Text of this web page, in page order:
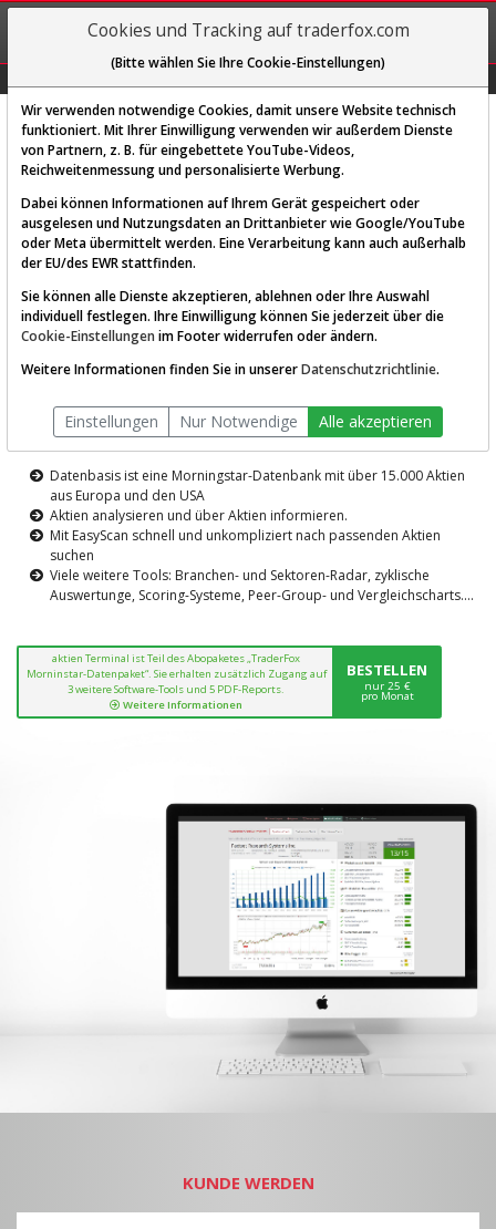
REGIS-
TRIEREN
Diese Funktion ist nur für
AKTIEN-TERMINAL
Die Aktienanalyse-Plattform von
TraderFox
Datenbasis ist eine Morningstar-Datenbank mit über 15.000 Aktien
aus Europa und den USA
Aktien analysieren und über Aktien informieren.
Mit EasyScan schnell und unkompliziert nach passenden Aktien
suchen
Viele weitere Tools: Branchen- und Sektoren-Radar, zyklische
Auswertunge, Scoring-Systeme, Peer-Group- und Vergleichscharts....
aktien Terminal ist Teil des Abopaketes „TraderFox
Morninstar-Datenpaket“. Sie erhalten zusätzlich Zugang auf
3 weitere Software-Tools und 5 PDF-Reports.
Weitere Informationen
BESTELLEN
nur 25 €
pro Monat
KUNDE WERDEN
Cookies und Tracking auf traderfox.com
(Bitte wählen Sie Ihre Cookie-Einstellungen)
Wir verwenden notwendige Cookies, damit unsere Website technisch
funktioniert. Mit Ihrer Einwilligung verwenden wir außerdem Dienste
von Partnern, z. B. für eingebettete YouTube-Videos,
Reichweitenmessung und personalisierte Werbung.
Dabei können Informationen auf Ihrem Gerät gespeichert oder
ausgelesen und Nutzungsdaten an Drittanbieter wie Google/YouTube
oder Meta übermittelt werden. Eine Verarbeitung kann auch außerhalb
der EU/des EWR stattfinden.
Sie können alle Dienste akzeptieren, ablehnen oder Ihre Auswahl
individuell festlegen. Ihre Einwilligung können Sie jederzeit über die
Cookie-Einstellungen im Footer widerrufen oder ändern.
Weitere Informationen finden Sie in unsererDatenschutzrichtlinie.
Einstellungen Nur Notwendige Alle akzeptieren